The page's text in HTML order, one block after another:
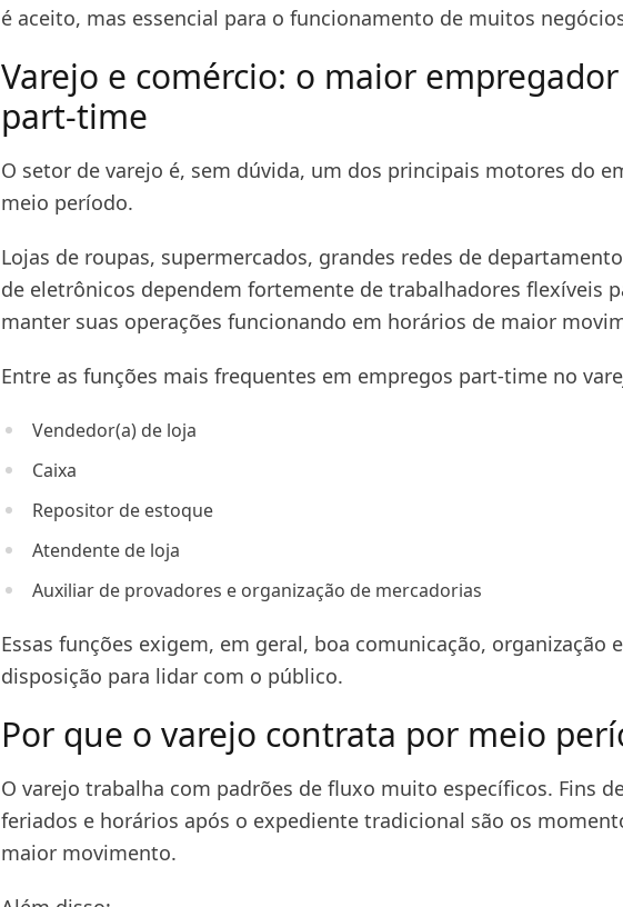
é aceito, mas essencial para o funcionamento de muitos
Varejo e comércio: o maior
part-time
O setor de varejo é, sem dúvida, um dos principais motores do
meio período.
Lojas de roupas, supermercados, grandes redes de
de eletrônicos dependem fortemente de trabalhadores flexíveis
manter suas operações funcionando em horários de maior
Entre as funções mais frequentes em empregos part-time no
Vendedor(a) de loja
Caixa
Repositor de estoque
Atendente de loja
Auxiliar de provadores e organização de mercadorias
Essas funções exigem, em geral, boa comunicação, organização e
disposição para lidar com o público.
Por que o varejo contrata por meio
O varejo trabalha com padrões de fluxo muito específicos. Fins
feriados e horários após o expediente tradicional são os
maior movimento.